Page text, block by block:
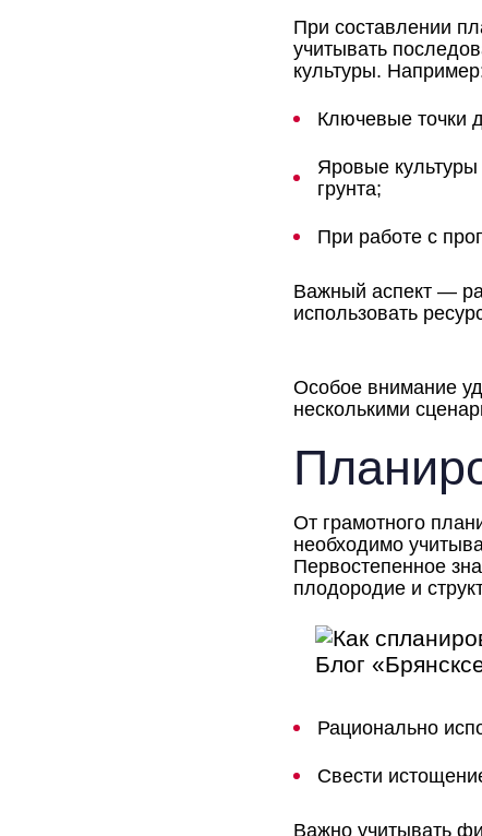
При составлении
учитывать
культуры.
Ключевые точки
Яровые культуры
грунта;
При работе с
Важный аспект —
использовать
Особое внимание
несколькими
От грамотного
необходимо
Первостепенное
плодородие и
Рационально
Свести
Важно учитывать